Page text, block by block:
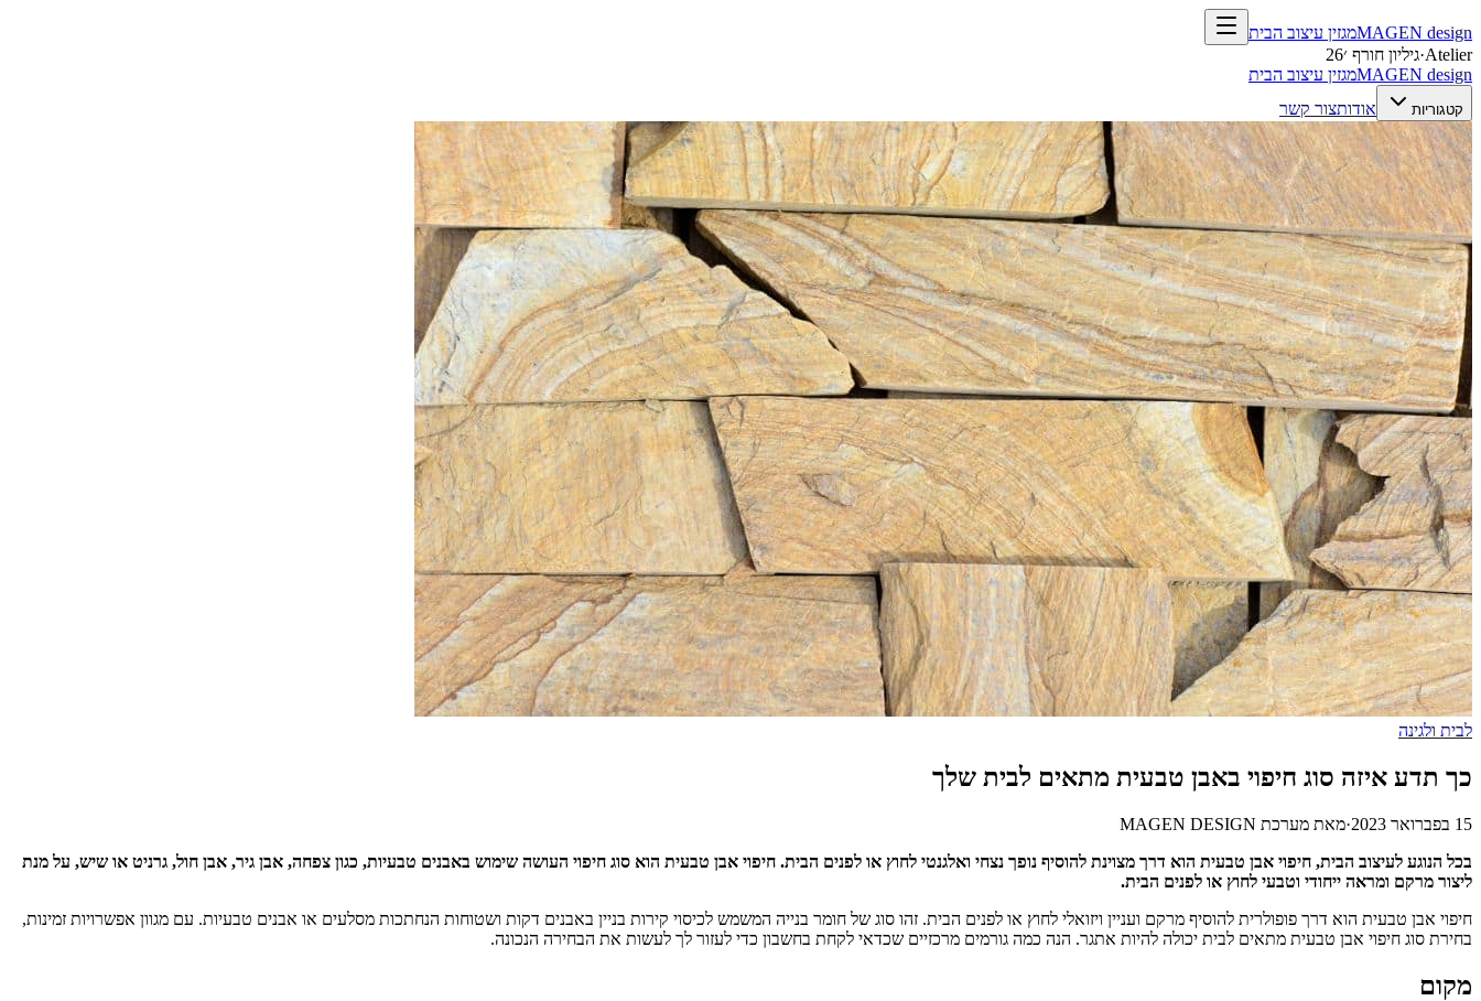
MAGEN design
מגזין עיצוב הבית
Atelier
·גיליון חורף ׳26
MAGEN design מגזין עיצוב הבית
קטגוריות אודותצור קשר
לבית ולגינה
כך תדע איזה סוג חיפוי באבן טבעית מתאים לבית שלך
15 בפברואר 2023 ·מאת מערכת MAGEN DESIGN
בכל הנוגע לעיצוב הבית, חיפוי אבן טבעית הוא דרך מצוינת להוסיף נופך נצחי ואלגנטי לחוץ או לפנים הבית. חיפוי אבן טבעית הוא סוג חיפוי העושה שימוש באבנים טבעיות, כגון צפחה, אבן גיר, אבן חול, גרניט או שיש, על מנת
ליצור מרקם ומראה ייחודי וטבעי לחוץ או לפנים הבית.
חיפוי אבן טבעית הוא דרך פופולרית להוסיף מרקם ועניין ויזואלי לחוץ או לפנים הבית. זהו סוג של חומר בנייה המשמש לכיסוי קירות בניין באבנים דקות ושטוחות הנחתכות מסלעים או אבנים טבעיות. עם מגוון אפשרויות זמינות,
בחירת סוג חיפוי אבן טבעית מתאים לבית יכולה להיות אתגר. הנה כמה גורמים מרכזיים שכדאי לקחת בחשבון כדי לעזור לך לעשות את הבחירה הנכונה.
מקום